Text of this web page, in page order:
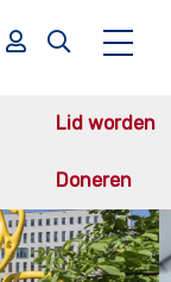
Lid worden
Doneren